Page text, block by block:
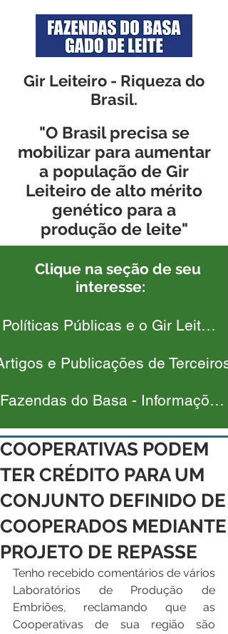
Gir Leiteiro - Riqueza do
Brasil.
"O Brasil precisa se
mobilizar para aumentar
a população de Gir
Leiteiro de alto mérito
genético para a
produção de leite"
Clique na seção de seu
interesse:
Políticas Públicas e o Gir Leiteiro
Fazendas do Basa - Informações
e Publicações de Terceiros
COOPERATIVAS PODEM
TER CRÉDITO PARA UM
CONJUNTO DEFINIDO DE
COOPERADOS MEDIANTE
PROJETO DE REPASSE
Tenho recebido comentários de vários
Laboratórios de Produção de
Embriões, reclamando que as
Cooperativas de sua região são